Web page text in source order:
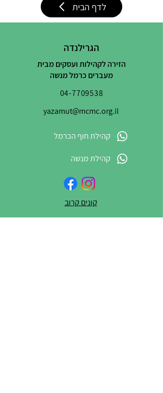
לדף הבית
הגרילנדה
הזירה לקהילות ועסקים מבית
מעברים כרמל מנשה
04-7709538
yazamut@mcmc.org.il
קהילת חוף הכרמל
קהילת מנשה
קונים קרוב